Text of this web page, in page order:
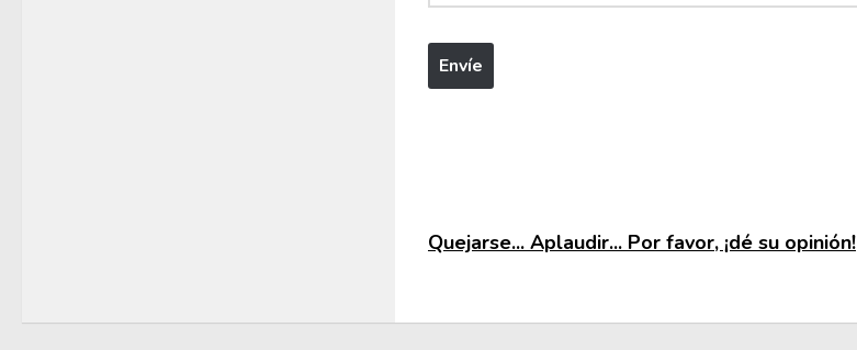
Quejarse... Aplaudir... Por favor, ¡dé su opinión!